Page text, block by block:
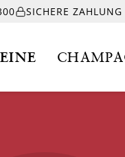
SICHERE ZAHLUNG